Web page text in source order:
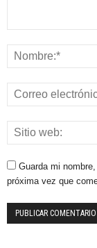
Guarda mi
próxima vez que